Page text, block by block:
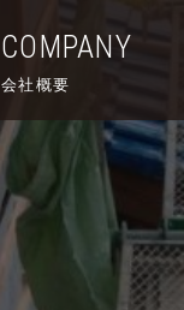
COMPANY
会社概要